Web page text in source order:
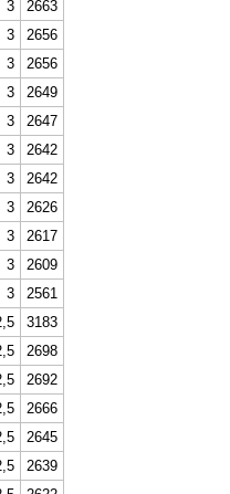
3
2663
3
2656
3
2656
3
2649
3
2647
3
2642
3
2642
3
2626
3
2617
3
2609
3
2561
3183
2698
2692
2666
2645
2639